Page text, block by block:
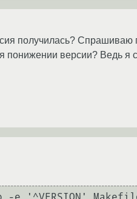
получилась? Спрашиваю
понижении версии? Ведь я